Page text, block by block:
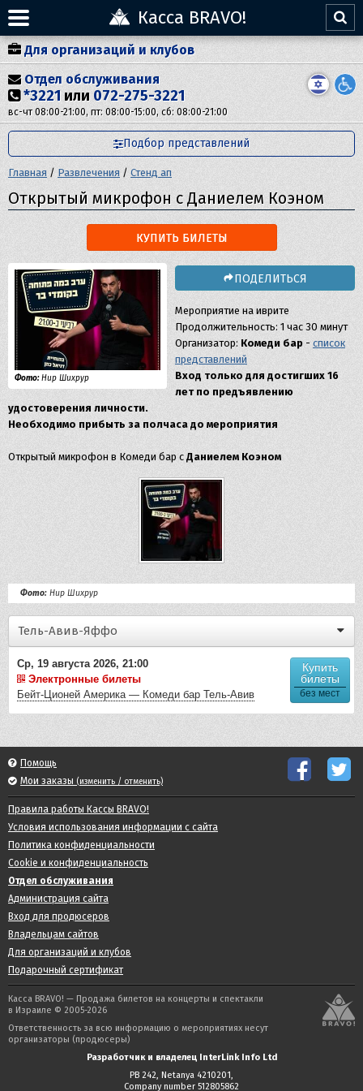
Касса BRAVO!
Для организаций и клубов
Отдел обслуживания
*3221 или 072-275-3221
вс-чт 08:00-21:00, пт: 08:00-15:00, сб: 08:00-21:00
Подбор представлений
Главная / Развлечения / Стенд ап
Открытый микрофон с Даниелем Коэном
КУПИТЬ БИЛЕТЫ
Фото:Нир Шихрур
ПОДЕЛИТЬСЯ
Мероприятие на иврите
Продолжительность: 1 час 30 минут
Организатор: Комеди бар - список
представлений
Вход только для достигших 16
лет по предъявлению
удостоверения личности.
Необходимо прибыть за полчаса до мероприятия
Открытый микрофон в Комеди бар с Даниелем Коэном
Фото: Нир Шихрур
Тель-Авив-Яффо
Ср, 19 августа 2026, 21:00
Электронные билеты
Бейт-Ционей Америка — Комеди бар Тель-Авив
Купить
билеты
без мест
Помощь
Мои заказы (изменить / отменить)
Правила работы Кассы BRAVO!
Условия использования информации с сайта
Политика конфиденциальности
Cookie и конфиденциальность
Отдел обслуживания
Администрация сайта
Вход для продюсеров
Владельцам сайтов
Для организаций и клубов
Подарочный сертификат
Касса BRAVO! — Продажа билетов на концерты и спектакли
в Израиле © 2005-2026
Ответственность за всю информацию о мероприятиях несут
организаторы (продюсеры)
Разработчик и владелец InterLink Info Ltd
PB 242, Netanya 4210201,
Company number 512805862